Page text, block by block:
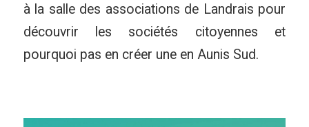
à la salle des associations de Landrais pour
découvrir les sociétés citoyennes et
pourquoi pas en créer une en Aunis Sud.